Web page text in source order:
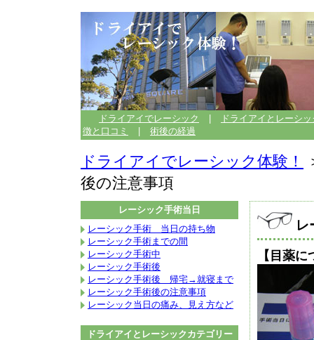
ドライアイでレーシック
ドライアイとレーシッ
徴と口コミ
術後の経過
ドライアイでレーシック体験！
後の注意事項
レ
【目薬
レーシック手術当日
レーシック手術 当日の持ち物
レーシック手術までの間
レーシック手術中
レーシック手術後
レーシック手術後 帰宅→就寝まで
レーシック手術後の注意事項
レーシック当日の痛み、見え方など
ドライアイとレーシックカテゴリー